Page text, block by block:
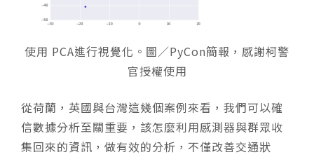
使用 PCA進行視覺化。圖／PyCon簡報，感謝柯警
官授權使用
從荷蘭，英國與台灣這幾個案例來看，我們可以確
信數據分析至關重要，該怎麼利用感測器與群眾收
集回來的資訊，做有效的分析，不僅改善交通狀